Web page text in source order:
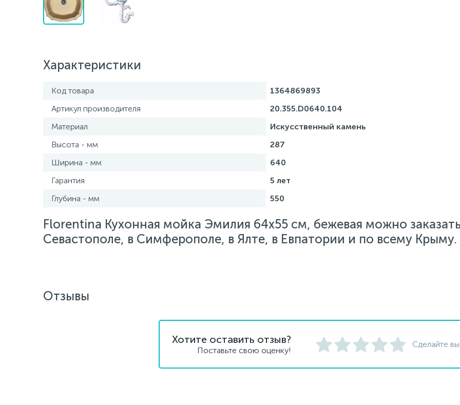
Характеристики
Код товара
1364869893
Артикул производителя
20.355.D0640.104
Материал
Искусственный камень
Высота - мм
287
Ширина - мм
640
Гарантия
5 лет
Глубина - мм
550
Florentina Кухонная мойка Эмилия 64х55 см, бежевая можно
Севастополе, в Симферополе, в Ялте, в Евпатории и по всему Крыму.
Отзывы
Хотите оставить отзыв?
Поставьте свою оценку!
Сделайте